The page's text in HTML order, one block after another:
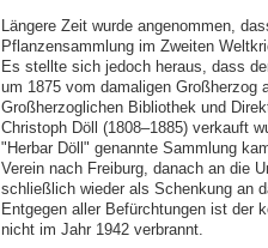
Längere Zeit wurde angenommen,
Pflanzensammlung im Zweiten
Es stellte sich jedoch heraus, dass
um 1875 vom damaligen Großherzog
Großherzoglichen Bibliothek und
Christoph Döll (1808–1885) verkauft
"Herbar Döll" genannte Sammlung
Verein nach Freiburg, danach an die
schließlich wieder als Schenkung an
Entgegen aller Befürchtungen ist der
nicht im Jahr 1942 verbrannt.